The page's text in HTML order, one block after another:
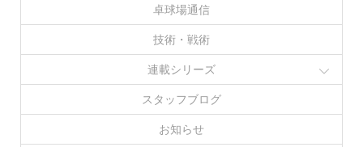
卓球場通信
技術・戦術
連載シリーズ
スタッフブログ
お知らせ